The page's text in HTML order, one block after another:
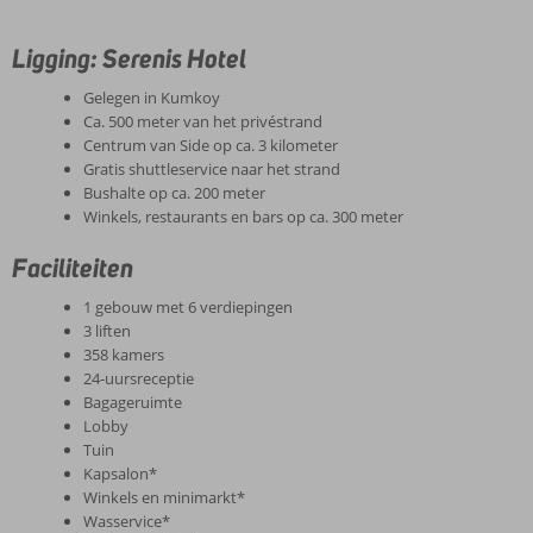
Ligging: Serenis Hotel
Gelegen in Kumkoy
Ca. 500 meter van het privéstrand
Centrum van Side op ca. 3 kilometer
Gratis shuttleservice naar het strand
Bushalte op ca. 200 meter
Winkels, restaurants en bars op ca. 300 meter
Faciliteiten
1 gebouw met 6 verdiepingen
3 liften
358 kamers
24-uursreceptie
Bagageruimte
Lobby
Tuin
Kapsalon*
Winkels en minimarkt*
Wasservice*